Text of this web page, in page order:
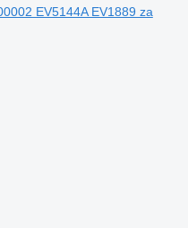
EV5144A EV1889 za